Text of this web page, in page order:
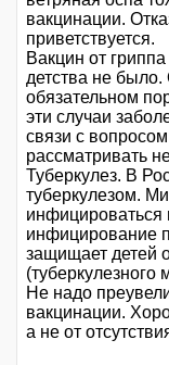
вакцинации.
приветствуется.
Вакцин от
детства не было.
обязательном
эти случаи
связи с
рассматривать
Туберкулез. В
туберкулезом.
инфицирование
защищает детей
(туберкулезного
Не надо
вакцинации.
а не от